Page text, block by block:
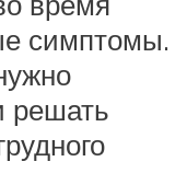
симптомы.
решать